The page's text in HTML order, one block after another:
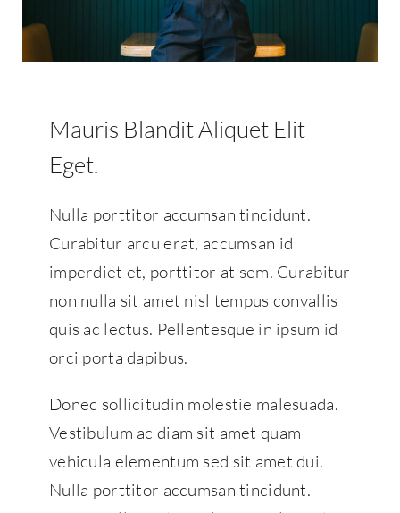
Mauris Blandit Aliquet Elit
Eget.
Nulla porttitor accumsan tincidunt.
Curabitur arcu erat, accumsan id
imperdiet et, porttitor at sem. Curabitur
non nulla sit amet nisl tempus convallis
quis ac lectus. Pellentesque in ipsum id
orci porta dapibus.
Donec sollicitudin molestie malesuada.
Vestibulum ac diam sit amet quam
vehicula elementum sed sit amet dui.
Nulla porttitor accumsan tincidunt.